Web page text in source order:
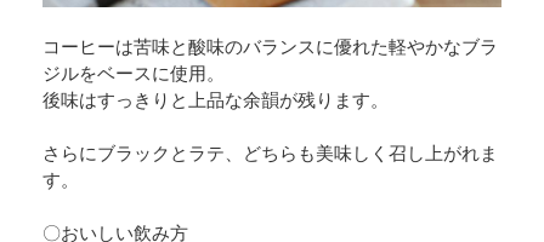
コーヒーは苦味と酸味のバランスに優れた軽やかなブラ
ジルをベースに使用。
後味はすっきりと上品な余韻が残ります。
さらにブラックとラテ、どちらも美味しく召し上がれま
す。
〇おいしい飲み方